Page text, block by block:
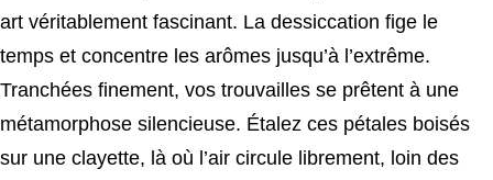
art véritablement fascinant. La dessiccation fige le
temps et concentre les arômes jusqu’à l’extrême.
Tranchées finement, vos trouvailles se prêtent à une
métamorphose silencieuse. Étalez ces pétales boisés
sur une clayette, là où l’air circule librement, loin des